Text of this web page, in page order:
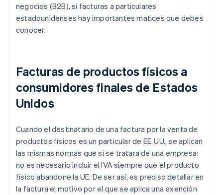
negocios (B2B), si facturas a particulares
estadounidenses hay importantes matices que debes
conocer:
Facturas de productos físicos a
consumidores finales de Estados
Unidos
Cuando el destinatario de una factura por la venta de
productos físicos es un particular de EE. UU., se aplican
las mismas normas que si se tratara de una empresa:
no es necesario incluir el IVA siempre que el producto
físico abandone la UE. De ser así, es preciso detallar en
la factura el motivo por el que se aplica una exención